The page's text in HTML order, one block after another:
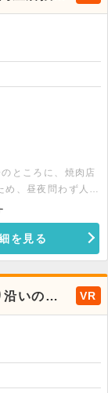
ところに、焼肉店
め、昼夜問わず人通
リアとなります。
設備は縦型冷凍冷
設型のグリストラ
でのお引渡しとなり
あればすぐのご出店
測されます。是非お
を見る
いの居
VR